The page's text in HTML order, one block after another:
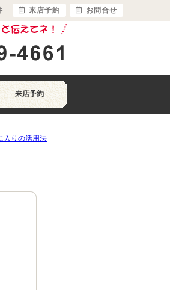
来店予約
入りの活用法
来店予約 お問合せ